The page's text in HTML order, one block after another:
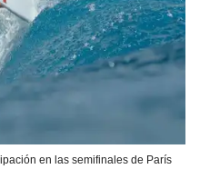
en las semifinales de París